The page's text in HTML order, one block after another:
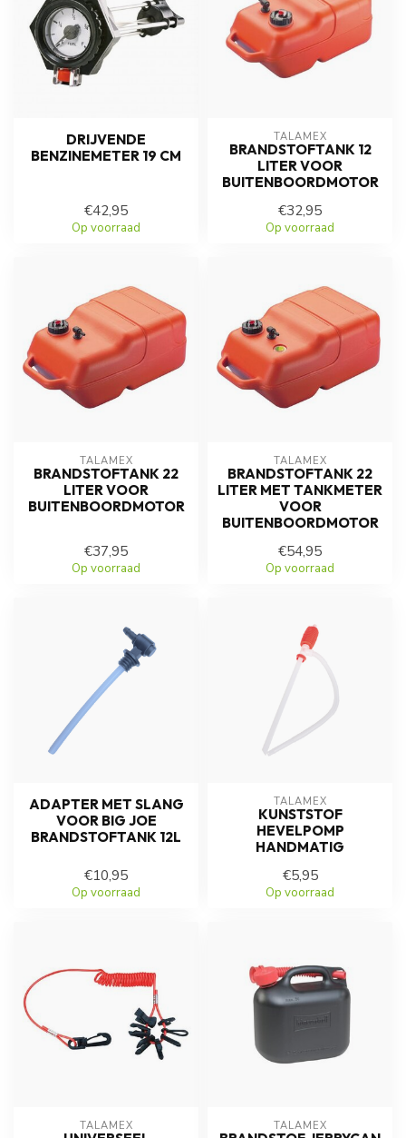
DRIJVENDE
BENZINEMETER 19 CM
€42,95
Op voorraad
TALAMEX
BRANDSTOFTANK 12
LITER VOOR
BUITENBOORDMOTOR
€32,95
Op voorraad
TALAMEX
BRANDSTOFTANK 22
LITER VOOR
BUITENBOORDMOTOR
€37,95
Op voorraad
TALAMEX
BRANDSTOFTANK 22
LITER MET TANKMETER
VOOR
BUITENBOORDMOTOR
€54,95
Op voorraad
ADAPTER MET SLANG
VOOR BIG JOE
BRANDSTOFTANK 12L
€10,95
Op voorraad
TALAMEX
KUNSTSTOF
HEVELPOMP
HANDMATIG
€5,95
Op voorraad
TALAMEX TALAMEX